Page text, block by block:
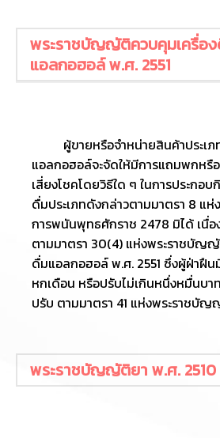
พระราชบัญญัติควบคุมเครื่อ
แอลกอฮอล์ พ.ศ. 2551
ผู้ขายหรือจำหน่ายสินค้าประเภ
แอลกอฮอล์จะจัดให้มีการแถมพกหรื
เสี่ยงโชคโดยวิธีใด ๆ ในการประกอบ
ดื่มประเภทดังกล่าวตามมาตรา 8 แ
การพนันพุทธศักราช 2478 มิได้ เนื่อ
ตามมาตรา 30(4) แห่งพระราชบัญ
ดื่มแอลกอฮอล์ พ.ศ. 2551 ซึ่งผู้ฝ่าฝืน
หกเดือน หรือปรับไม่เกินหนึ่งหมื่นบา
ปรับ ตามมาตรา 41 แห่งพระราชบั
พระราชบัญญัติยา พ.ศ. 2510